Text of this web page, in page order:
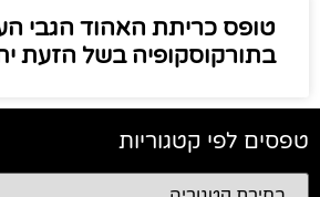
טופס כריתת האהוד הגבי
בתורקוסקופיה בשל הזעת
טפסים לפי קטגוריות